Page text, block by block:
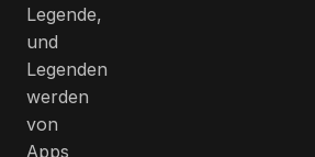
Legende,
und
Legenden
werden
von
Apps